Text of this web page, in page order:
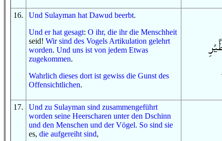
16. Und Sulayman hat Dawud beerbt.
Und er hat gesagt: O ihr, die ihrdie Menschheit
seid! Wir sind des Vogels Artikulation gelehrt
worden. Und uns ist von jedem Etwas
zugekommen.
Wahrlich dieses dort ist gewiss die Gunst des
Offensichtlichen.
17. Und zu Sulayman sind zusammengeführt
worden seine Heerscharen unter den Dschinn
und den Menschen und der Vögel. So sind sie
es, die aufgereiht sind,